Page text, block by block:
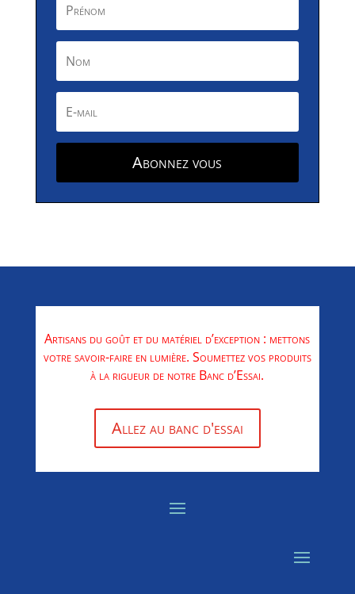
Abonnez vous
Artisans du goût et du matériel d’exception : mettons
votre savoir-faire en lumière. Soumettez vos produits
à la rigueur de notre Banc d’Essai.
Allez au banc d'essai